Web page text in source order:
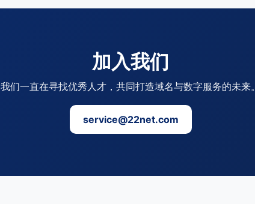
加入我们
我们一直在寻找优秀人才，共同打造域名与数字服务的未来。
service@22net.com